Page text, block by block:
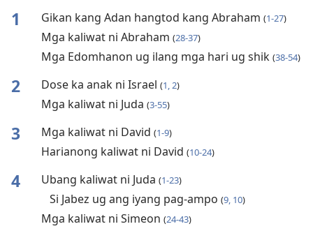
1 Gikan kang Adan hangtod kang Abraham (1-27)
Mga kaliwat ni Abraham (28-37)
Mga Edomhanon ug ilang mga hari ug shik (38-54)
2 Dose ka anak ni Israel (1, 2)
Mga kaliwat ni Juda (3-55)
3 Mga kaliwat ni David (1-9)
Harianong kaliwat ni David (10-24)
4 Ubang kaliwat ni Juda (1-23)
Si Jabez ug ang iyang pag-ampo (9, 10)
Mga kaliwat ni Simeon (24-43)